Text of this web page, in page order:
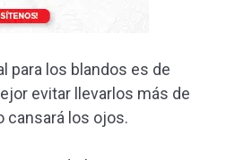
para los blandos es de
evitar llevarlos más de
cansará los ojos.